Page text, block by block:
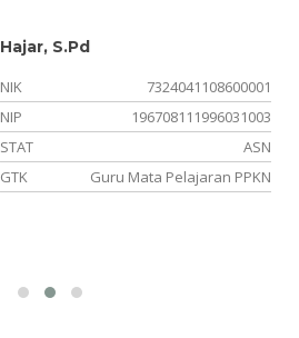
Hajar, S.Pd
NIK
7324041108600001
NIP
196708111996031003
STAT
ASN
GTK
Guru Mata Pelajaran PPKN